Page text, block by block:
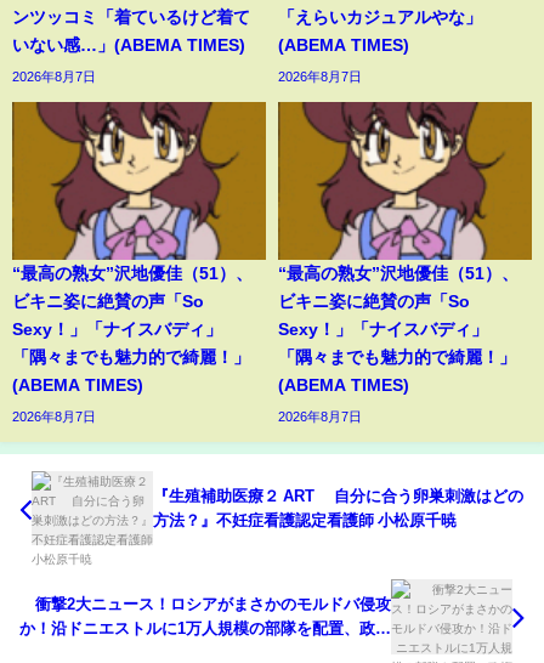
ンツッコミ「着ているけど着て
いない感…」(ABEMA TIMES)
2026年8月7日
「えらいカジュアルやな」
(ABEMA TIMES)
2026年8月7日
“最高の熟女”沢地優佳（51）、
ビキニ姿に絶賛の声「So
Sexy！」「ナイスバディ」
「隅々までも魅力的で綺麗！」
(ABEMA TIMES)
2026年8月7日
“最高の熟女”沢地優佳（51）、
ビキニ姿に絶賛の声「So
Sexy！」「ナイスバディ」
「隅々までも魅力的で綺麗！」
(ABEMA TIMES)
2026年8月7日
『生殖補助医療２ ART 自分に合う卵巣刺激はどの
方法？』不妊症看護認定看護師 小松原千暁
衝撃2大ニュース！ロシアがまさかのモルドバ侵攻
か！沿ドニエストルに1万人規模の部隊を配置、政権